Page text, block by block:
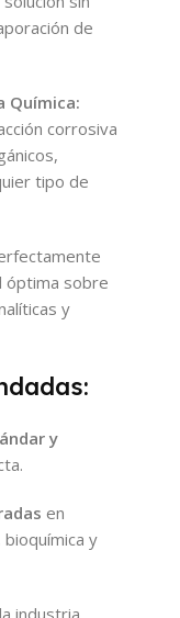
de
Química:
corrosiva
tipo de
óptima sobre
y
y
en
y
industria